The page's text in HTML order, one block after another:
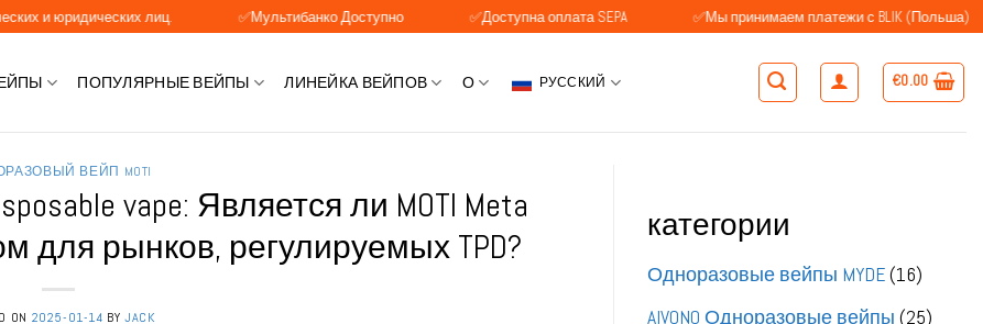
лиц. ✅Мультибанко Доступно ✅Доступна оплата SEPA ✅Мы принимаем платежи с BLIK (Польша)
ПОПУЛЯРНЫЕ ВЕЙПЫ ЛИНЕЙКА ВЕЙПОВ О РУССКИЙ €0.00
ВЕЙП MOTI
vape: Является ли MOTI Meta
для рынков, регулируемых TPD?
ON 2025-01-14 BYJACK
категории
Одноразовые вейпы MYDE 1616
AIVONO Одноразовые вейпы 2525